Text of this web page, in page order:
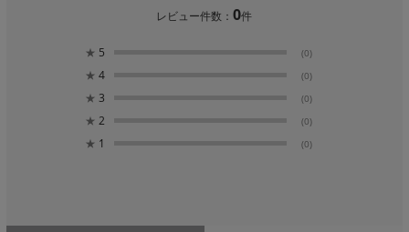
レビュー件数：0件
★ 5 (0)
★ 4 (0)
★ 3 (0)
★ 2 (0)
★ 1 (0)